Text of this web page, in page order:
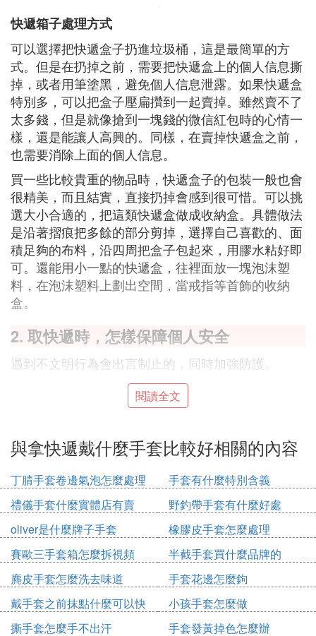
快遞箱子處理方式
可以選擇把快遞盒子扔進垃圾桶，這是最簡單的方
式。但是在扔掉之前，需要把快遞盒上的個人信息撕
掉，或者用筆塗黑，避免個人信息泄露。如果快遞盒
特別多，可以把盒子壓扁攢到一起賣掉。雖然賣不了
太多錢，但是就像搶到一塊錢的微信紅包時的心情一
樣，還是能讓人高興的。同樣，在賣掉快遞盒之前，
也需要消除上面的個人信息。
買一些比較貴重的物品時，快遞盒子的包裝一般也會
很精美，而且結實，直接扔掉會感到很可惜。可以挑
選大小合適的，把這類快遞盒做成收納盒。具體做法
是沿著摺痕把多餘的部分剪掉，選擇自己喜歡的、面
積足夠的布料，沿四周把盒子包起來，用膠水粘好即
可。還能用小一點的快遞盒，往裡面放一塊泡沫塑
料，在泡沫塑料上劃出空間，當戒指等首飾的收納
盒。
2. 取快遞時，怎樣保障個人安全
遇到不文明行為會出言制止的，同時加強防護。
一、取快遞前做好基礎防護。
取件。到快遞櫃、快遞點領取快遞時，全程堅持佩戴
用手直接接觸快遞的外包裝。避免用不清潔的手觸碰
口、眼、鼻。
二、錯峰取快遞，保持安全距離。
盡量錯開高峰期取件，避免人群聚集。領完快遞後迅
速返回，減少在外逗留時間。如果取快遞時恰巧遇到
人流高峰，需要排隊，應保持1米以上安全距離。取
快遞時遇到鄰居、朋友，最好減少交談，切不可拉開
口罩聊天。
閱讀全文
與拿快遞戴什麼手套比較好相關的內容
丁腈手套卷邊氣泡怎麼處理
手套有什麼特別含義
禮儀手套什麼實體店有賣
野釣帶手套有什麼好處
oliver是什麼牌子手套
橡膠皮手套怎麼處理
賽歐三手套箱怎麼拆視頻
半截手套買什麼品牌的
麂皮手套怎麼洗去味道
手套花邊怎麼鉤
戴手套之前抹點什麼可以快
速戴上
小孩手套怎麼做
撕手套怎麼手不出汗
手套發黃掉色怎麼辦